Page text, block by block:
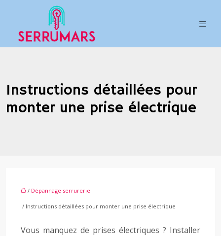
Instructions détaillées pour
monter une prise électrique
/ Dépannage serrurerie
/ Instructions détaillées pour monter une prise électrique
Vous manquez de prises électriques ? Installer